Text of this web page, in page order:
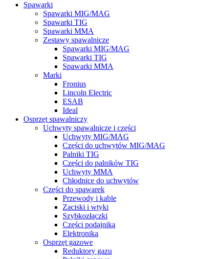
Spawarki
Spawarki MIG/MAG
Spawarki TIG
Spawarki MMA
Zestawy spawalnicze
Spawarki MIG/MAG
Spawarki TIG
Spawarki MMA
Marki
Fronius
Lincoln Electric
ESAB
Ideal
Osprzęt spawalniczy
Uchwyty spawalnicze i części
Uchwyty MIG/MAG
Części do uchwytów MIG/MAG
Palniki TIG
Części do palników TIG
Uchwyty MMA
Chłodnice do uchwytów
Części do spawarek
Przewody i kable
Zaciski i wtyki
Szybkozłączki
Części podajnika
Elektronika
Osprzęt gazowe
Reduktory gazu